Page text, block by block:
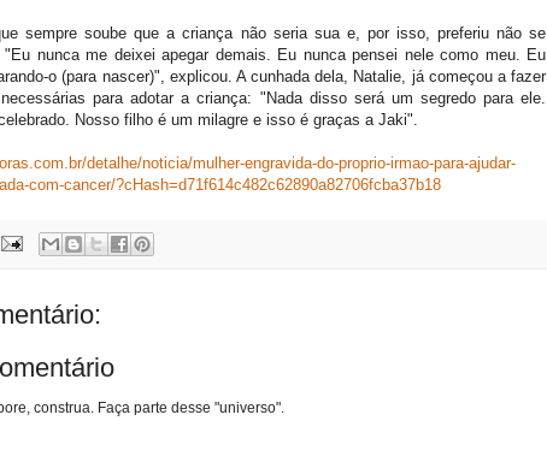
sempre soube que a criança não seria sua e, por isso, preferiu não se
nunca me deixei apegar demais. Eu nunca pensei nele como meu. Eu
o (para nascer)", explicou. A cunhada dela, Natalie, já começou a fazer
para adotar a criança: "Nada disso será um segredo para ele.
Nosso filho é um milagre e isso é graças a Jaki".
detalhe/noticia/mulher-engravida-do-proprio-irmao-para-ajudar-
com-cancer/?cHash=d71f614c482c62890a82706fcba37b18
construa. Faça parte desse "universo".